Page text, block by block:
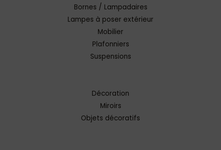
Bornes / Lampadaires
Lampes à poser extérieur
Mobilier
Plafonniers
Suspensions
Décoration
Miroirs
Objets décoratifs